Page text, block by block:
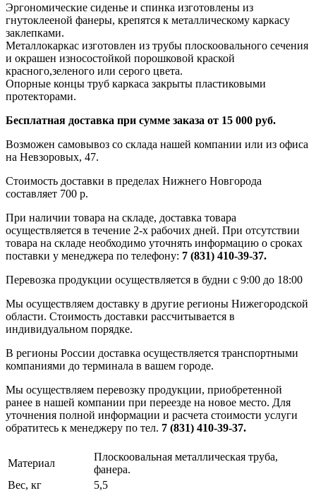
Эргономические сиденье и спинка изготовлены из
гнутоклееной фанеры, крепятся к металлическому каркасу
заклепками.
Металлокаркас изготовлен из трубы плоскоовального сечения
и окрашен износостойкой порошковой краской
красного,зеленого или серого цвета.
Опорные концы труб каркаса закрыты пластиковыми
протекторами.
Бесплатная доставка при сумме заказа от 15 000 руб.
Возможен самовывоз со склада нашей компании или из офиса
на Невзоровых, 47.
Стоимость доставки в пределах Нижнего Новгорода
составляет 700 р.
При наличии товара на складе, доставка товара
осуществляется в течение 2-х рабочих дней. При отсутствии
товара на складе необходимо уточнять информацию о сроках
поставки у менеджера по телефону: 7 (831) 410-39-37.
Перевозка продукции осуществляется в будни с 9:00 до 18:00
Мы осуществляем доставку в другие регионы Нижегородской
области. Стоимость доставки рассчитывается в
индивидуальном порядке.
В регионы России доставка осуществляется транспортными
компаниями до терминала в вашем городе.
Мы осуществляем перевозку продукции, приобретенной
ранее в нашей компании при переезде на новое место. Для
уточнения полной информации и расчета стоимости услуги
обратитесь к менеджеру по тел. 7 (831) 410-39-37.
Материал
Плоскоовальная металлическая труба,
фанера.
Вес, кг
5,5